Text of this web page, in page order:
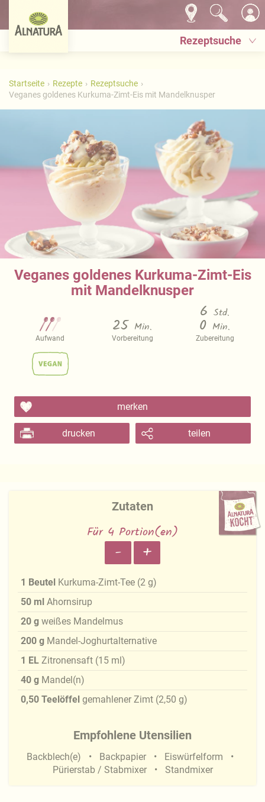
Rezeptsuche
Startseite Rezepte
Rezeptsuche
Veganes goldenes Kurkuma-Zimt-Eis mit Mandelknusper
Veganes goldenes Kurkuma-Zimt-Eis
mit Mandelknusper
Aufwand
25 Min.
Vorbereitung
6Std.
0 Min.
Zubereitung
merken
drucken teilen
Zutaten
Für 4 Portion(en)
- +
1 Beutel Kurkuma-Zimt-Tee (2 g)
50 ml Ahornsirup
20 g weißes Mandelmus
200 g Mandel-Joghurtalternative
1 EL Zitronensaft (15 ml)
40 g Mandel(n)
0,50 Teelöffel gemahlener Zimt (2,50 g)
Empfohlene Utensilien
Backblech(e) Backpapier
Eiswürfelform
Pürierstab / Stabmixer
Standmixer